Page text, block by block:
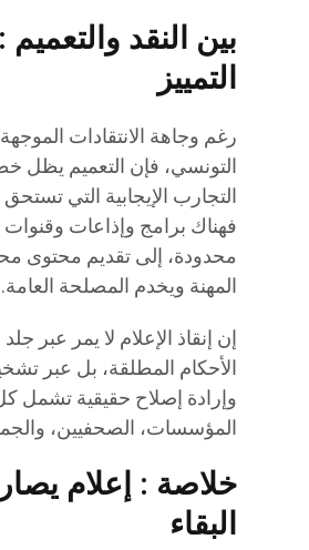
بين النقد
التمييز
رغم وجاهة الانتقادات
التونسي، فإن التعميم يظل
التجارب الإيجابية التي
فهناك برامج وإذاعات
محدودة، إلى تقديم محتوى
المهنة ويخدم المصلحة العامة.
إن إنقاذ الإعلام لا يمر عبر
الأحكام المطلقة، بل عبر
وإرادة إصلاح حقيقية تشمل
المؤسسات، الصحفيين،
خلاصة : إعلام
البقاء